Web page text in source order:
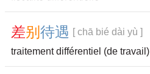
差别 待遇 [ chā bié dài yù ]
traitement différentiel (de travail)